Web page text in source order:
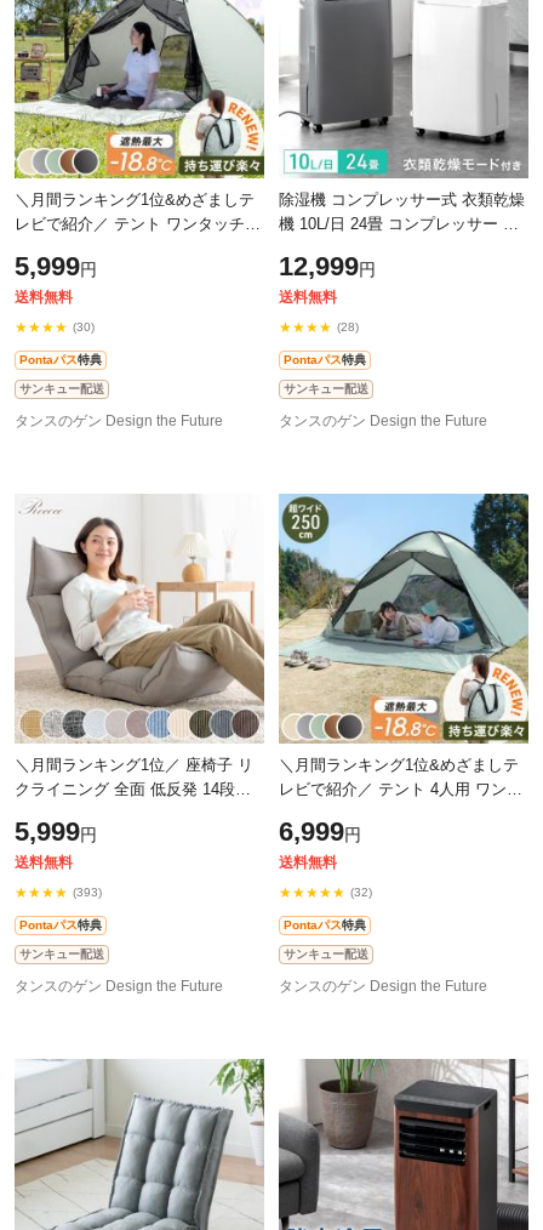
＼月間ランキング1位&めざましテ
レビで紹介／ テント ワンタッチ 2
ンシェード ポップアップテント フ
ァミ
5,999円
送料無料
★★★★ (30)
Pontaパス特典
サンキュー配送
タンスのゲン Design the Future
除湿機 コンプレッサー式 衣類乾燥
機 10L/日 24畳 コンプレッサー コ
燥付き 除湿器 タンク 3L 衣類乾燥
12,999円
送料無料
★★★★ (28)
Pontaパス特典
サンキュー配送
タンスのゲン Design the Future
＼月間ランキング1位／ 座椅子 リ
クライニング 全面 低反発 14段ギ
ニング座椅子 ダリアン生地 おしゃ
れ
5,999円
送料無料
★★★★ (393)
Pontaパス特典
サンキュー配送
タンスのゲン Design the Future
＼月間ランキング1位&めざましテ
レビで紹介／ テント 4人用 ワンタ
テント 3～5人用 ファミリー サン
シェ
6,999円
送料無料
★★★★★ (32)
Pontaパス特典
サンキュー配送
タンスのゲン Design the Future